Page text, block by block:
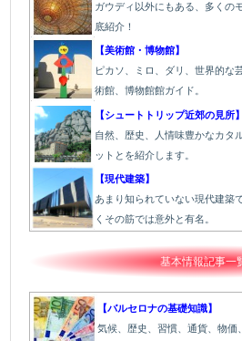
ガウディ以外にもある、多くの
底紹介！
【美術館・博物館】
ピカソ、ミロ、ダリ、世界的な
術館、博物館館ガイド。
【シュートトリップ近郊の見所】
自然、歴史、人情味豊かなカタ
ットとを紹介します。
【現代建築】
あまり知られていない現代建築
くその筋では意外と有名。
基本情報記事一
【バルセロナの基礎知識】
気候、歴史、習慣、通貨、物価